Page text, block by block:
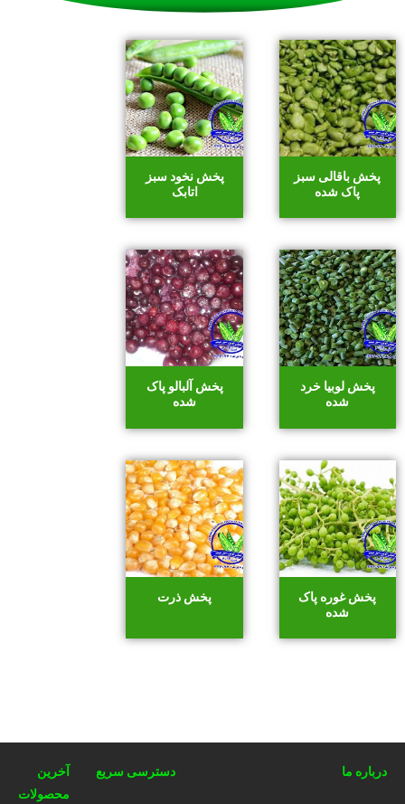
پخش باقالی سبز
پاک شده
پخش نخود سبز
اتابک
پخش لوبیا خرد
شده
پخش آلبالو پاک
شده
پخش غوره پاک
شده
پخش ذرت
درباره ما دسترسی سریع
آخرین
محصولات